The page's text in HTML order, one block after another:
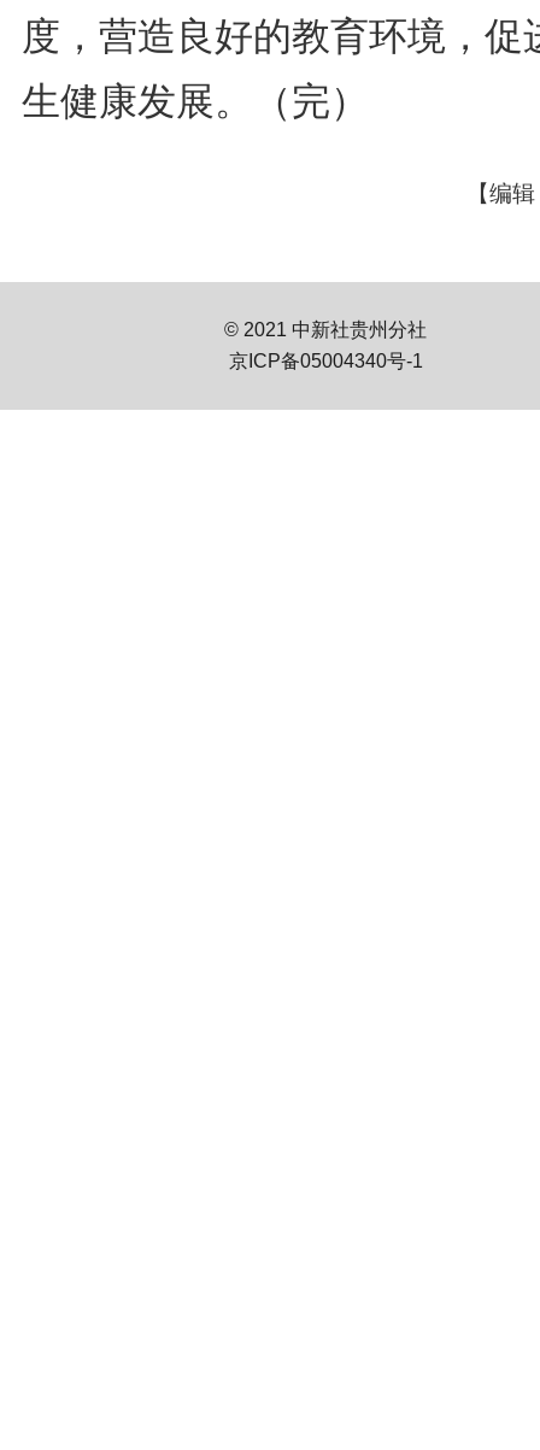
度，营造良好的教育环境，促
生健康发展。（完）
【编
© 2021 中新社贵州分社
京ICP备05004340号-1